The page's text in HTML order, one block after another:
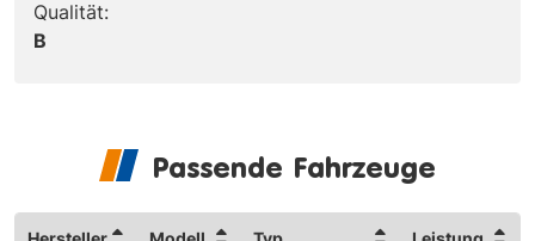
Qualität:
B
Passende Fahrzeuge